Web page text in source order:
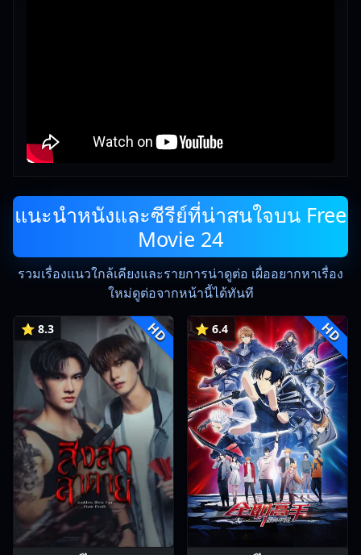
แนะนำหนังและซีรีย์ที่น่าสนใจบน Free
Movie 24
รวมเรื่องแนวใกล้เคียงและรายการน่าดูต่อ เผื่ออยากหาเรื่อง
ใหม่ดูต่อจากหน้านี้ได้ทันที
⭐ 8.3 HD ⭐ 6.4 HD